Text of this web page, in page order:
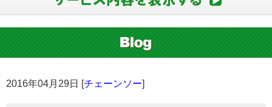
2016年04月29日 [チェーンソー]